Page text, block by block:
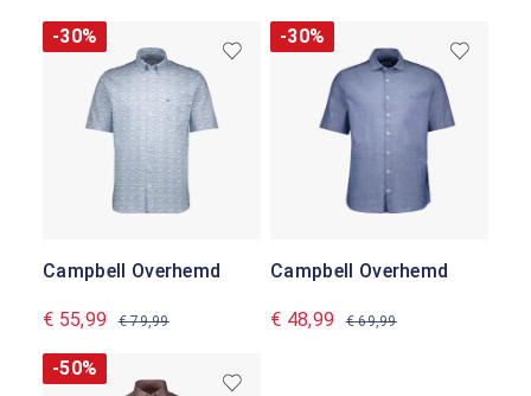
-30%
Campbell Overhemd
€ 55,99 € 79,99
-30%
Campbell Overhemd
€ 48,99 € 69,99
-50%